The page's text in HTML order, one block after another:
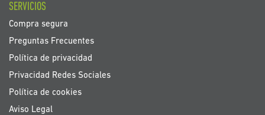
SERVICIOS
Compra segura
Preguntas Frecuentes
Política de privacidad
Privacidad Redes Sociales
Política de cookies
Aviso Legal